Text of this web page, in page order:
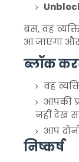
बस, वह
आ जाएगा
ब्लॉक
वह
आपकी
नहीं देख
आप
निष्कर्ष